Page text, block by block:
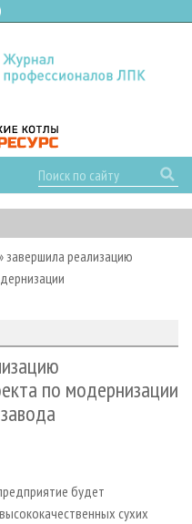
завершила реализацию
по модернизации
будет
сухих